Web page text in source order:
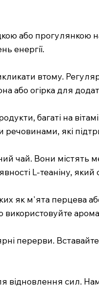
або прогулянкою
енергії.
втому.
або огірка для
багаті на
які
чай. Вони містять
L-теаніну,
як м'ята перцева
використовуйте
перерви.
відновлення сил.